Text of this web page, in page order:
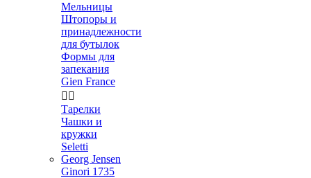
Мельницы
Штопоры и
принадлежности
для бутылок
Формы для
запекания
Gien France
 
Тарелки
Чашки и
кружки
Seletti
Georg Jensen
Ginori 1735